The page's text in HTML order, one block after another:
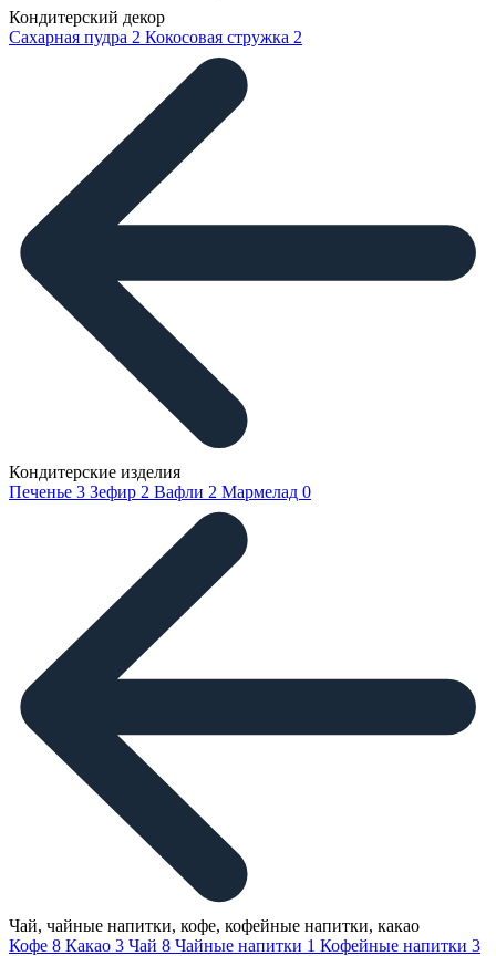
Кондитерский декор
Сахарная пудра 2 Кокосовая стружка 2
Кондитерские изделия
Печенье 3 Зефир 2 Вафли 2 Мармелад 0
Чай, чайные напитки, кофе, кофейные напитки, какао
Кофе 8 Какао 3 Чай 8 Чайные напитки 1 Кофейные напитки 3